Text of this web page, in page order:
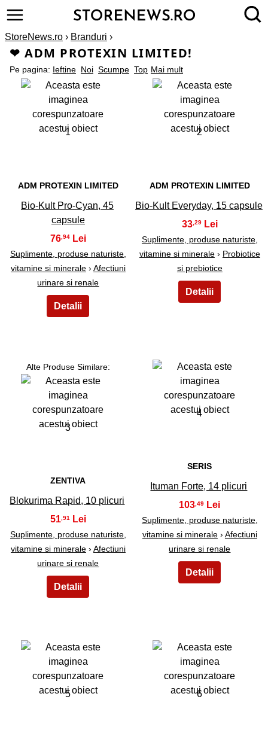
StoreNews.ro › Branduri ›
❤ ADM PROTEXIN LIMITED!
Mai mult
Pe pagina: Ieftine Noi Scumpe Top
1
ADM PROTEXIN LIMITED
Bio-Kult Pro-Cyan, 45
capsule
76,94
Suplimente, produse naturiste,
vitamine si minerale› Afectiuni
urinare si renale
2
ADM PROTEXIN LIMITED
Bio-Kult Everyday, 15 capsule
33,29
Suplimente, produse naturiste,
vitamine si minerale› Probiotice
si prebiotice
Alte Produse Similare:
3
ZENTIVA
Blokurima Rapid, 10 plicuri
51 ,91
Suplimente, produse naturiste,
vitamine si minerale› Afectiuni
urinare si renale
4
SERIS
Ituman Forte, 14 plicuri
103 ,49
Suplimente, produse naturiste,
vitamine si minerale› Afectiuni
urinare si renale
5 6